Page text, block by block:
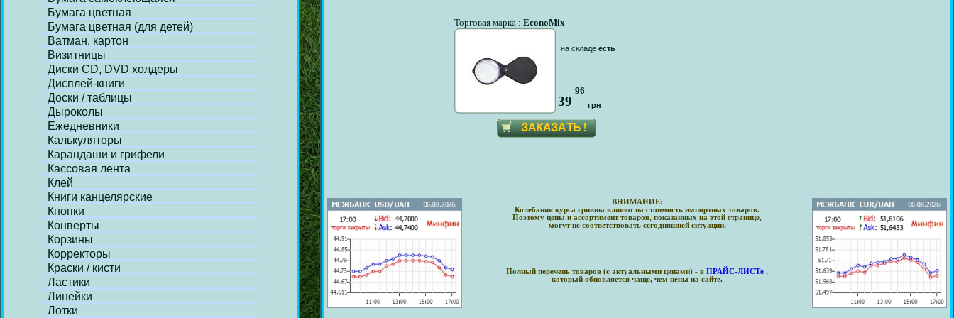
Бумага цветная
Бумага цветная (для детей)
Ватман, картон
Визитницы
Диски СD, DVD холдеры
Дисплей-книги
Доски / таблицы
Дыроколы
Ежедневники
Калькуляторы
Карандаши и грифели
Кассовая лента
Клей
Книги канцелярские
Кнопки
Конверты
Корзины
Корректоры
Краски / кисти
Ластики
Линейки
Лотки
Торговая марка : EconoMix
39
96
грн
на складе есть
ВНИМАНИЕ:
Колебания курса гривны влияют на стоимость импортных товаров.
Поэтому цены и ассортимент товаров, показанных на этой странице,
могут не соответствовать сегодняшней ситуации.
Полный перечень товаров (с актуальными ценами) - в ПРАЙС-ЛИСТе ,
который обновляется чаще, чем цены на сайте.